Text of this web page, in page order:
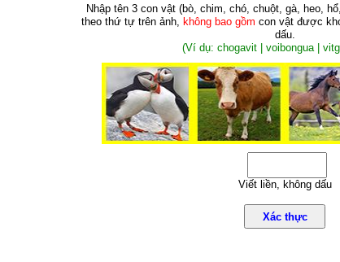
Nhập tên 3 con vật (bò, chim, chó, chuột, gà, heo,
theo thứ tự trên ảnh, không bao gồm con vật được
dấu.
(Ví dụ: chogavit | voibongua |
Viết liền, không dấu
Xác thực